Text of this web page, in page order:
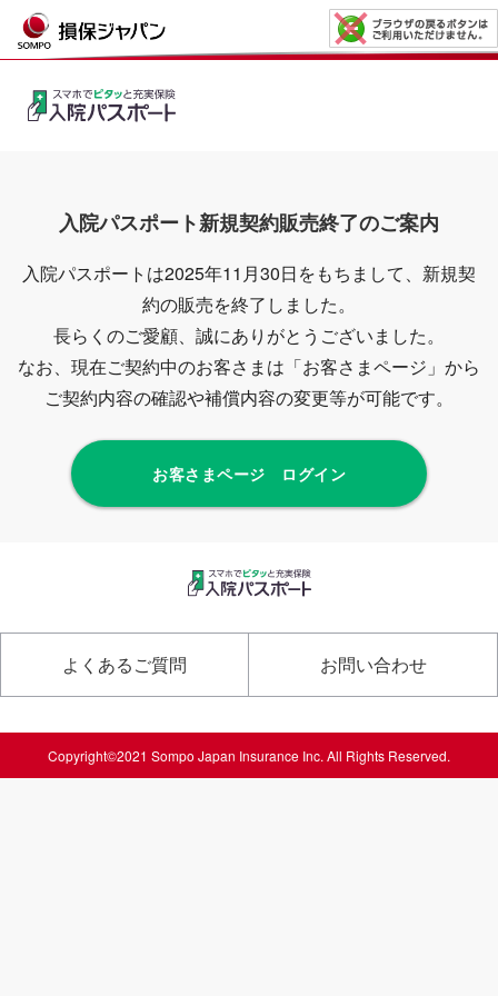
入院パスポート新規契約販売終了のご案内
入院パスポートは2025年11月30日をもちまして、新規契
約の販売を終了しました。
長らくのご愛顧、誠にありがとうございました。
なお、現在ご契約中のお客さまは「お客さまページ」から
ご契約内容の確認や補償内容の変更等が可能です。
お客さまページ ログイン
よくあるご質問 お問い合わせ
Copyright©2021 Sompo Japan Insurance Inc. All Rights Reserved.